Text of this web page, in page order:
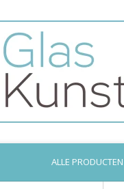
ALLE PRODUCTEN